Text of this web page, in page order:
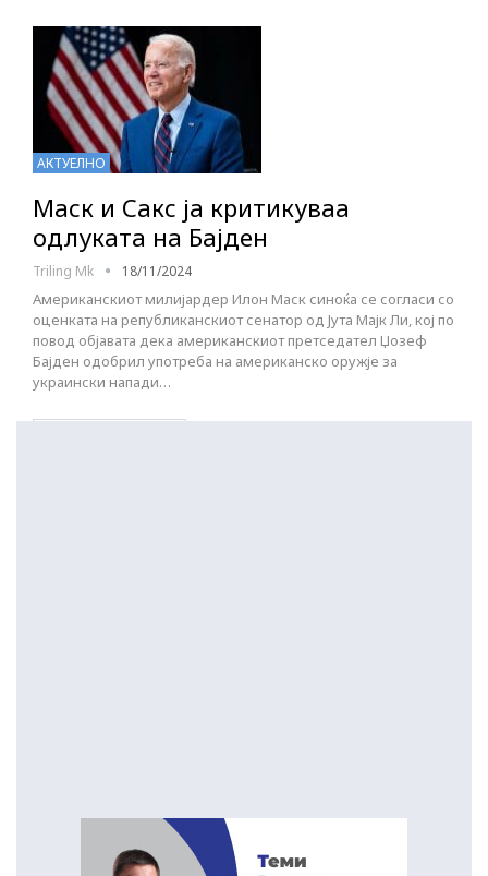
АКТУЕЛНО
Маск и Сакс ја критикуваа
одлуката на Бајден
Triling Mk 18/11/2024
Американскиот милијардер Илон Маск синоќа се согласи со
оценката на републиканскиот сенатор од Јута Мајк Ли, кој по
повод објавата дека американскиот претседател Џозеф
Бајден одобрил употреба на американско оружје за
украински напади…